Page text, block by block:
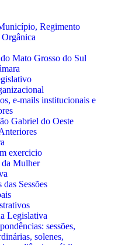
Regimento
Mato Grosso do Sul
e-mails institucionais e
Gabriel do Oeste
exercicio
da Mulher
das Sessões
Legislativa
sessões,
solenes,